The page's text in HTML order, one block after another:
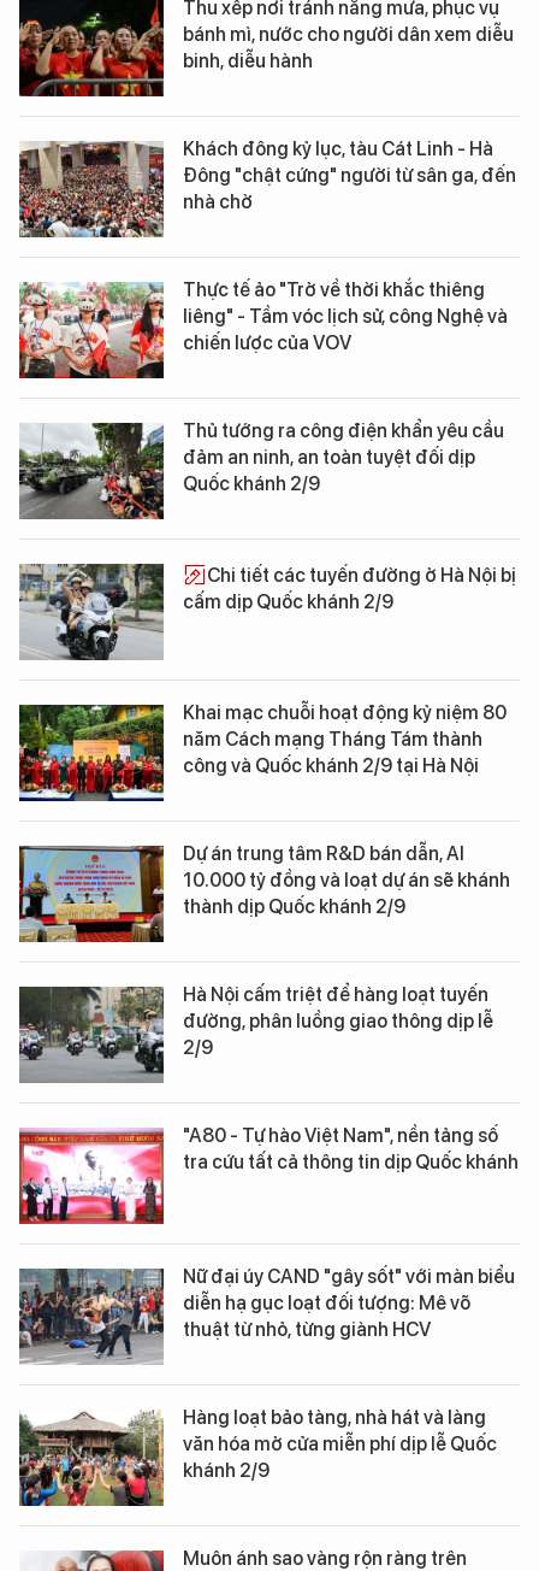
Thu xếp nơi tránh nắng mưa, phục vụ
bánh mì, nước cho người dân xem diễu
binh, diễu hành
Khách đông kỷ lục, tàu Cát Linh - Hà
Đông "chật cứng" người từ sân ga, đến
nhà chờ
Thực tế ảo "Trở về thời khắc thiêng
liêng" - Tầm vóc lịch sử, công Nghệ và
chiến lược của VOV
Thủ tướng ra công điện khẩn yêu cầu
đảm an ninh, an toàn tuyệt đối dịp
Quốc khánh 2/9
Chi tiết các tuyến đường ở Hà Nội bị
cấm dịp Quốc khánh 2/9
Khai mạc chuỗi hoạt động kỷ niệm 80
năm Cách mạng Tháng Tám thành
công và Quốc khánh 2/9 tại Hà Nội
Dự án trung tâm R&D bán dẫn, AI
10.000 tỷ đồng và loạt dự án sẽ khánh
thành dịp Quốc khánh 2/9
Hà Nội cấm triệt để hàng loạt tuyến
đường, phân luồng giao thông dịp lễ
2/9
"A80 - Tự hào Việt Nam", nền tảng số
tra cứu tất cả thông tin dịp Quốc khánh
Nữ đại úy CAND "gây sốt" với màn biểu
diễn hạ gục loạt đối tượng: Mê võ
thuật từ nhỏ, từng giành HCV
Hàng loạt bảo tàng, nhà hát và làng
văn hóa mở cửa miễn phí dịp lễ Quốc
khánh 2/9
Muôn ánh sao vàng rộn ràng trên